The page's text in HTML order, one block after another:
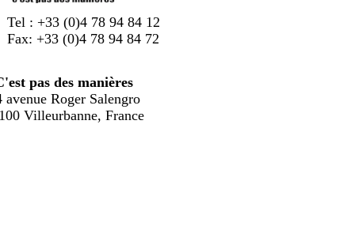
pas des manières
avenue Roger Salengro
Villeurbanne, France
Tel : +33 (0)4 78 94 84 12
Fax: +33 (0)4 78 94 84 72